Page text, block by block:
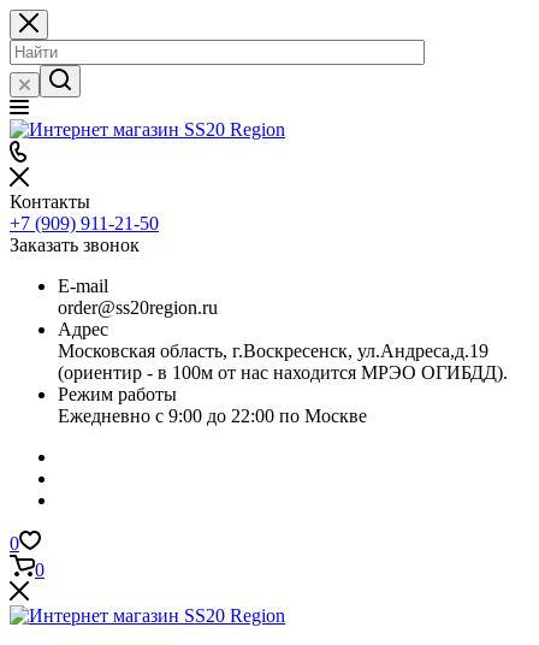
Контакты
+7 (909) 911-21-50
Заказать звонок
E-mail
order@ss20region.ru
Адрес
Московская область, г.Воскресенск, ул.Андреса,д.19
(ориентир - в 100м от нас находится МРЭО ОГИБДД).
Режим работы
Ежедневно с 9:00 до 22:00 по Москве
0
0